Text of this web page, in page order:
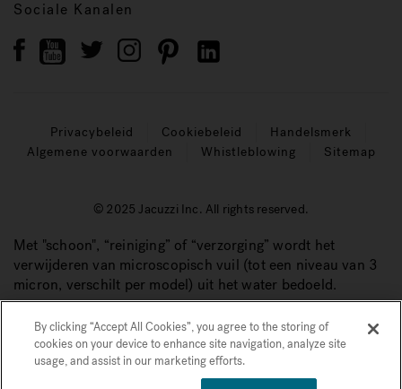
Sociale Kanalen
Privacybeleid Cookiebeleid
Handelsmerk
Algemene voorwaarden
Whistleblowing Sitemap
© 2025 Jacuzzi Inc. All rights reserved.
Met "schoon", “reiniging” of “verzorging” wordt het
verwijderen van microscopisch vuil (tot een niveau van 3
micron, verschilt per model) uit het water bedoeld.
By clicking “Accept All Cookies”, you agree to the storing of
cookies on your device to enhance site navigation, analyze site
usage, and assist in our marketing efforts.